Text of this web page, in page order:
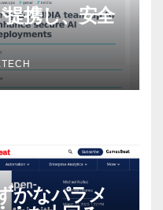
携し、安全
かなパラメ